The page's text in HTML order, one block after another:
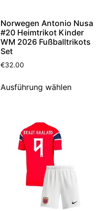
Norwegen Antonio Nusa
#20 Heimtrikot Kinder
WM 2026 Fußballtrikots
Set
€32.00
Ausführung wählen